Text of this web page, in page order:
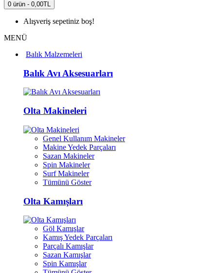
0 ürün - 0,00TL
Alışveriş sepetiniz boş!
MENÜ
Balık Malzemeleri
Balık Avı Aksesuarları
Olta Makineleri
Genel Kullanım Makineler
Makine Yedek Parçaları
Sazan Makineler
Spin Makineler
Surf Makineler
Tümünü Göster
Olta Kamışları
Göl Kamışlar
Kamış Yedek Parçaları
Parçalı Kamışlar
Sazan Kamışlar
Spin Kamışlar